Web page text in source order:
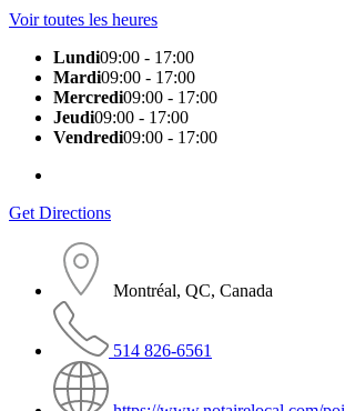
Voir toutes les heures
Lundi09:00 - 17:00
Mardi09:00 - 17:00
Mercredi09:00 - 17:00
Jeudi09:00 - 17:00
Vendredi09:00 - 17:00
Get Directions
Montréal, QC, Canada
514 826-6561